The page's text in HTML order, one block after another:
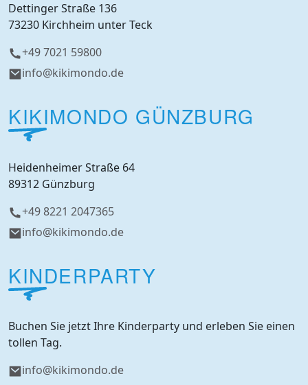
Dettinger Straße 136
73230 Kirchheim unter Teck
+49 7021 59800
info@kikimondo.de
KIKIMONDO GÜNZBURG
Heidenheimer Straße 64
89312 Günzburg
+49 8221 2047365
info@kikimondo.de
KINDERPARTY
Buchen Sie jetzt Ihre Kinderparty und erleben Sie einen
tollen Tag.
info@kikimondo.de